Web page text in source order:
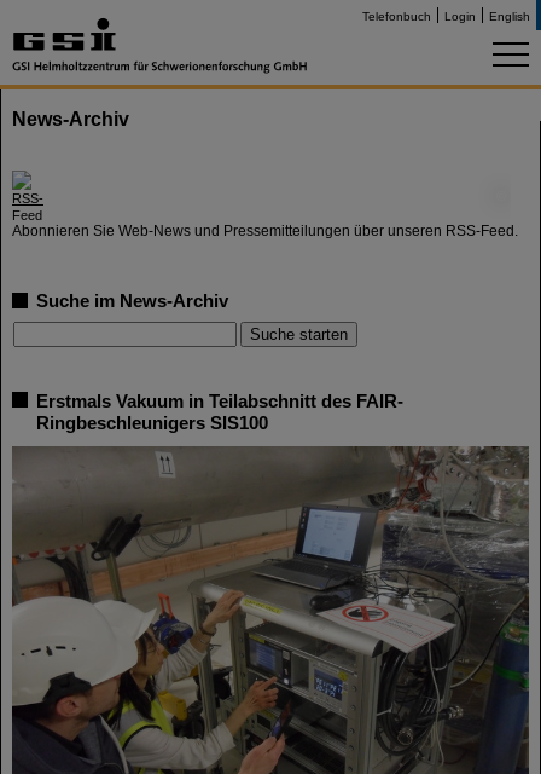
Telefonbuch Login English
News-Archiv
Abonnieren Sie Web-News und Pressemitteilungen über unseren RSS-Feed.
Suche im News-Archiv
Erstmals Vakuum in Teilabschnitt des FAIR-
Ringbeschleunigers SIS100